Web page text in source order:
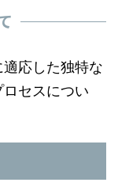
応した独特な
セスについ